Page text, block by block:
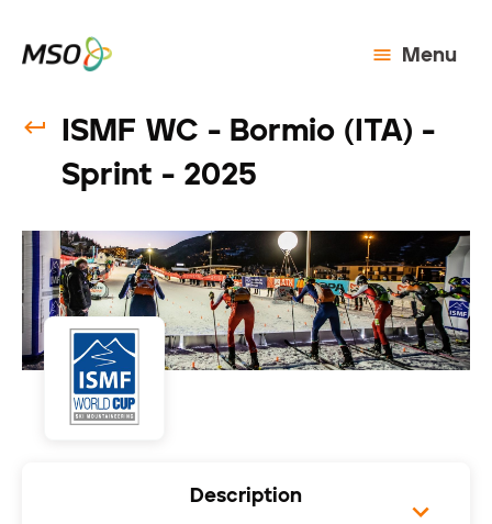
Menu
ISMF WC - Bormio (ITA) -
Sprint - 2025
Description